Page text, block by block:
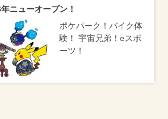
ニューオープン！
ポケパーク！バイク体
験！ 宇宙兄弟！eスポ
ーツ！